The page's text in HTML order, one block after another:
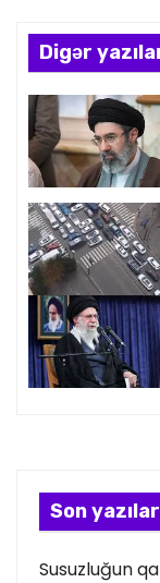
n
a
v
i
q
a
s
i
y
s
ı
Digər
Son yazılar
Susuzluğun